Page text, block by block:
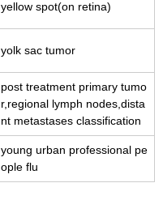
yellow spot(on retina)
yolk sac tumor
post treatment primary tumo
r,regional lymph nodes,dista
nt metastases classification
young urban professional pe
ople flu